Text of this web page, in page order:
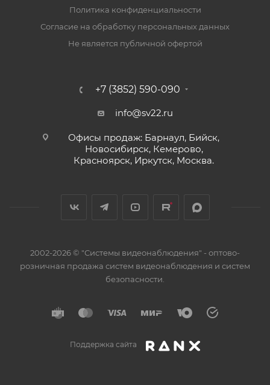
Политика конфиденциальности
Согласие на обработку персональных данных
Не является публичной офертой
+7 (3852) 590-090
info@sv22.ru
Офисы продаж: Барнаул, Бийск,
Новосибирск, Кемерово,
Красноярск, Иркутск, Москва.
2002-2026 © "Системы видеонаблюдения" - оптово-
розничная продажа систем видеонаблюдения и систем
безопасности.
Поддержка сайта